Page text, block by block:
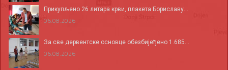
Прикупљено 26 литара крви, плакета Бориславу...
06.08.2026
За све дервентске основце обезбијеђено 1.685...
06.08.2026